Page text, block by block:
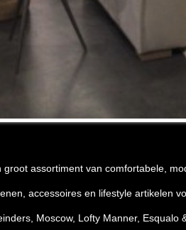
assortiment van comfortabele,
accessoires en lifestyle artikelen
Moscow, Lofty Manner, Esqualo